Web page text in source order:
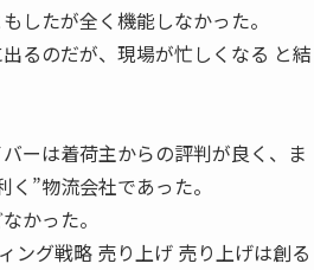
したが全く機能しなかった。
るのだが、現場が忙しくなる と結
ーは着荷主からの評判が良く、ま
”物流会社であった。
かった。
ング戦略 売り上げ 売り上げは創る